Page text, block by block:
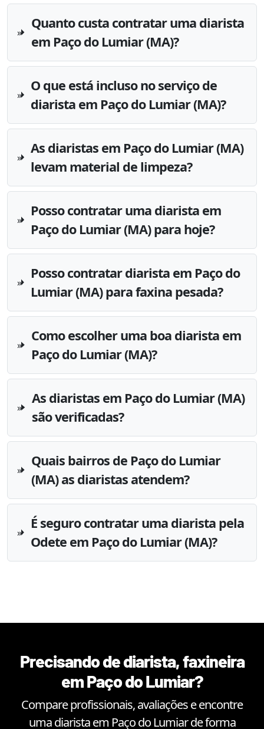
Quanto custa contratar uma diarista
em Paço do Lumiar (MA)?
O que está incluso no serviço de
diarista em Paço do Lumiar (MA)?
As diaristas em Paço do Lumiar (MA)
levam material de limpeza?
Posso contratar uma diarista em
Paço do Lumiar (MA) para hoje?
Posso contratar diarista em Paço do
Lumiar (MA) para faxina pesada?
Como escolher uma boa diarista em
Paço do Lumiar (MA)?
As diaristas em Paço do Lumiar (MA)
são verificadas?
Quais bairros de Paço do Lumiar
(MA) as diaristas atendem?
É seguro contratar uma diarista pela
Odete em Paço do Lumiar (MA)?
Precisando de diarista, faxineira
emPaço do Lumiar?
Compare profissionais, avaliações e encontre
uma diarista em Paço do Lumiarde forma